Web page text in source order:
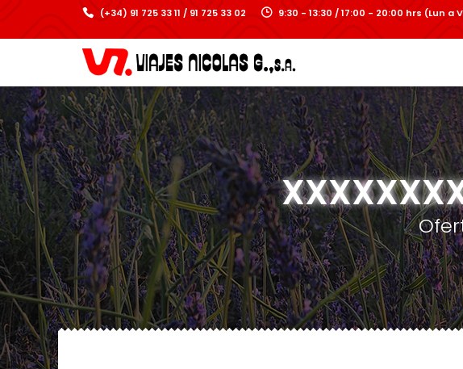
(+34) 91 725 33 11 / 91 725 33 02 9:30 - 13:30 / 17:00 - 20:00 hrs (Lun a